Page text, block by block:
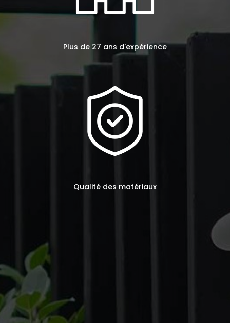
Plus de 27 ans d'expérience
Qualité des matériaux